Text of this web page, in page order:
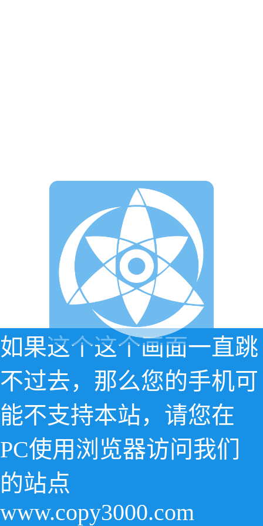
如果这个这个画面一直跳
不过去，那么您的手机可
能不支持本站，请您在
PC使用浏览器访问我们
的站点
www.copy3000.com